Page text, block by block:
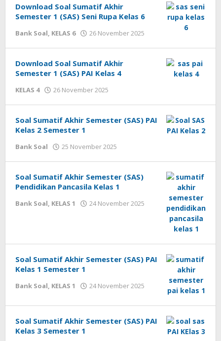
Download Soal Sumatif Akhir
Semester 1 (SAS) Seni Rupa Kelas 6
Bank Soal, KELAS 6 26 November 2025
Download Soal Sumatif Akhir
Semester 1 (SAS) PAI Kelas 4
KELAS 4 26 November 2025
Soal Sumatif Akhir Semester (SAS) PAI
Kelas 2 Semester 1
Bank Soal 25 November 2025
Soal Sumatif Akhir Semester (SAS)
Pendidikan Pancasila Kelas 1
Bank Soal, KELAS 1 24 November 2025
cermatpedia
Soal Sumatif Akhir Semester (SAS) PAI
Kelas 1 Semester 1
Bank Soal, KELAS 1 24 November 2025
cermatpedia
Soal Sumatif Akhir Semester (SAS) PAI
Kelas 3 Semester 1